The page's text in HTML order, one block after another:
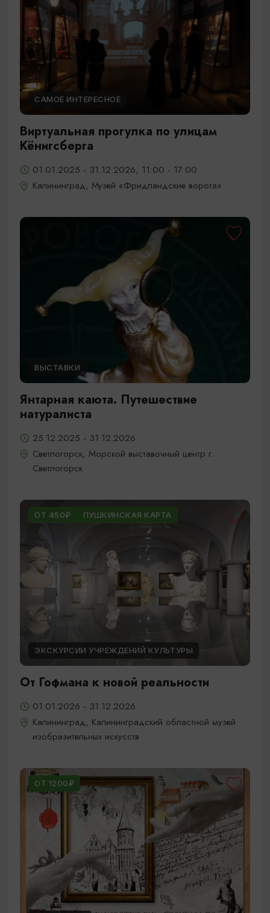
САМОЕ ИНТЕРЕСНОЕ
Виртуальная прогулка по улицам
Кёнигсберга
01.01.2025 - 31.12.2026, 11:00 - 17:00
Калининград, Музей «Фридландские ворота»
ВЫСТАВКИ
Янтарная каюта. Путешествие
натуралиста
25.12.2025 - 31.12.2026
Светлогорск, Морской выставочный центр г.
Светлогорск
ОТ 450₽ ПУШКИНСКАЯ КАРТА
ЭКСКУРСИИ УЧРЕЖДЕНИЙ КУЛЬТУРЫ
От Гофмана к новой реальности
01.01.2026 - 31.12.2026
Калининград, Калининградский областной музей
изобразительных искусств
ОТ 1200₽